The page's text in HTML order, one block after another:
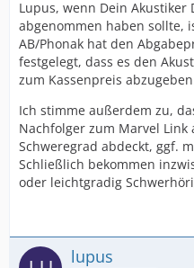
Lupus, wenn Dein Akustiker
abgenommen haben sollte,
AB/Phonak hat den
festgelegt, dass es den
zum Kassenpreis
Ich stimme außerdem zu,
Nachfolger zum Marvel
Schweregrad abdeckt, ggf.
Schließlich bekommen
oder leichtgradig
lupus